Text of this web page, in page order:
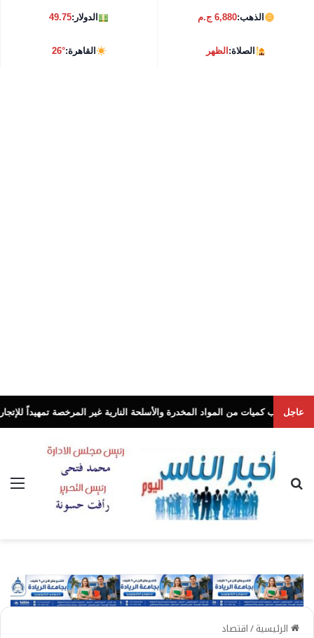
الذهب:6,880 ج.م الدولار:49.75
الصلاة:الظهر القاهرة:26°
عاجل
من المواد المخدرة والأسلحة النارية غير المرخصة تمهيداً للإتجار بها أخبار
بحث عن
الرئيسية/اقتصاد